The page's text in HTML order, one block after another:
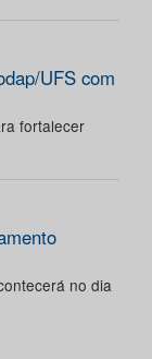
UFS com
fortalecer
no dia